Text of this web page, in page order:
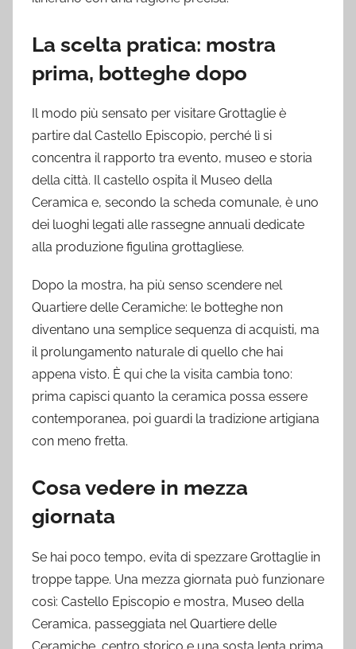
La scelta pratica: mostra
prima, botteghe dopo
Il modo più sensato per visitare Grottaglie è
partire dal Castello Episcopio, perché lì si
concentra il rapporto tra evento, museo e storia
della città. Il castello ospita il Museo della
Ceramica e, secondo la scheda comunale, è uno
dei luoghi legati alle rassegne annuali dedicate
alla produzione figulina grottagliese.
Dopo la mostra, ha più senso scendere nel
Quartiere delle Ceramiche: le botteghe non
diventano una semplice sequenza di acquisti, ma
il prolungamento naturale di quello che hai
appena visto. È qui che la visita cambia tono:
prima capisci quanto la ceramica possa essere
contemporanea, poi guardi la tradizione artigiana
con meno fretta.
Cosa vedere in mezza
giornata
Se hai poco tempo, evita di spezzare Grottaglie in
troppe tappe. Una mezza giornata può funzionare
così: Castello Episcopio e mostra, Museo della
Ceramica, passeggiata nel Quartiere delle
Ceramiche, centro storico e una sosta lenta prima